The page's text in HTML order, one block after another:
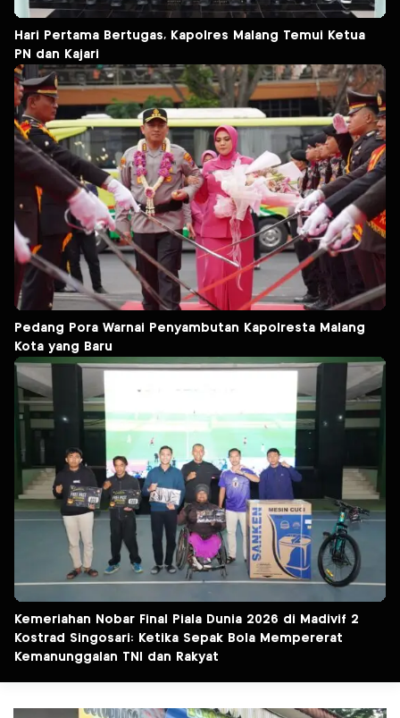
Hari Pertama Bertugas, Kapolres Malang Temui Ketua
PN dan Kajari
Pedang Pora Warnai Penyambutan Kapolresta Malang
Kota yang Baru
Kemeriahan Nobar Final Piala Dunia 2026 di Madivif 2
Kostrad Singosari: Ketika Sepak Bola Mempererat
Kemanunggalan TNI dan Rakyat